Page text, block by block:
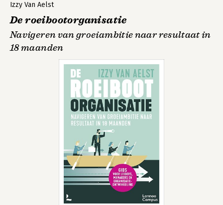
Izzy Van Aelst
De roeibootorganisatie
Navigeren van groeiambitie naar resultaat in
18 maanden